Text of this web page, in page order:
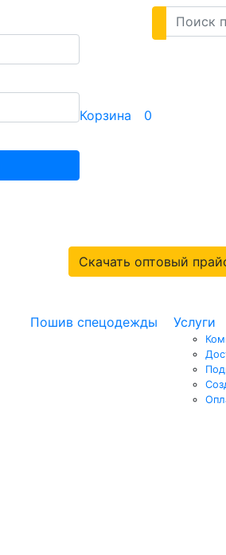
Корзина 0
Скачать оптовый
Пошив спецодежды Услуги